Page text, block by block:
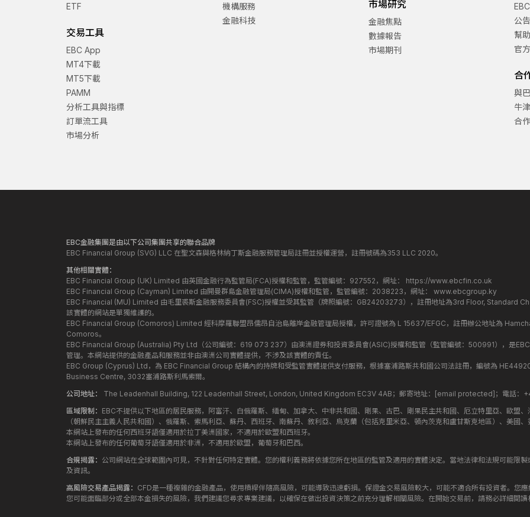
ETF
交易工具
EBC App
MT4下載
MT5下載
PAMM
分析工具與指標
訂單流工具
市場分析
機構服務
金融科技
市場研究
金融焦點
數據報告
市場期刊
公
幫
官
合
與
牛
合
EBC金融集團是由以下公司集團共享的聯合品牌
EBC Financial Group (SVG) LLC 在聖文森與格林納丁斯金融服務管理局註冊並授權運營，註冊號碼為353 LLC 2020。
其他相關實體：
EBC Financial Group (UK) Limited 由英國金融行為監管局(FCA)授權和監管，監管編號：927552，網址： https://www.ebcfin.co.uk
EBC Financial Group (Cayman) Limited 由開曼群島金融管理局(CIMA)授權和監管，監管編號：2038223，網址： www.ebcgroup.ky
EBC Financial (MU) Limited 由毛里裘斯金融服務委員會(FSC)授權並受其監管（牌照編號：GB24203273），註冊地址為3rd Floor, Standard
該實體的網站是單獨維護的。
EBC Financial Group (Comoros) Limited 經科摩羅聯盟昂儒昂自治島離岸金融管理局授權，許可證號為 L 15637/EFGC，註冊辦公地址為
Comoros。
EBC Financial Group (Australia) Pty Ltd（公司編號：619 073 237）由澳洲證券和投資委員會(ASIC)授權和監管（監管編號：500991），是
管理。本網站提供的金融產品和服務並非由澳洲公司實體提供，不涉及該實體的責任。
EBC Group (Cyprus) Ltd，為 EBC Financial Group 結構內的持牌和受監管實體提供支付服務，根據塞浦路斯共和國公司法註冊，編號為
Business Centre, 3032塞浦路斯利馬索爾。
公司地址： The Leadenhall Building, 122 Leadenhall Street, London, United Kingdom EC3V 4AB；郵寄地址： [email protected] ；電話：
區域限制： EBC不提供以下地區的居民服務，阿富汗、白俄羅斯、緬甸、加拿大、中非共和國、剛果、古巴、剛果民主共和國、厄立特里亞、歐盟
（朝鮮民主主義人民共和國）、俄羅斯、索馬利亞、蘇丹、西班牙、南蘇丹、敘利亞、烏克蘭（包括克里米亞、頓內茨克和盧甘斯克地區）、美國
本網站上發布的任何西班牙語僅適用於拉丁美洲國家，不適用於歐盟和西班牙。
本網站上發布的任何葡萄牙語僅適用於非洲，不適用於歐盟，葡萄牙和巴西。
合規揭露： 公司網站在全球範圍內可見，不針對任何特定實體。您的權利義務將依據您所在地區的監管及適用的實體決定。當地法律和法規可能限
及資訊。
高風險交易產品揭露： CFD是一種複雜的金融產品，使用槓桿伴隨高風險，可能導致迅速虧損。保證金交易風險較大，可能不適合所有投資者。您
您可能面臨部分或全部本金損失的風險，我們建議您尋求專業建議，以確保在做出投資決策之前充分理解相關風險。在開始交易前，請務必詳細閱